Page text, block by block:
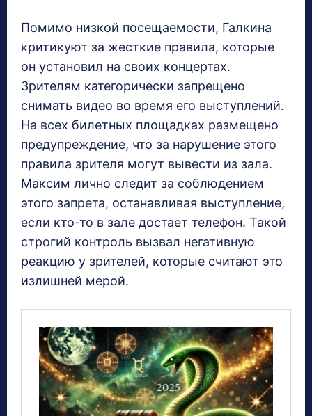
Помимо низкой посещаемости, Галкина
критикуют за жесткие правила, которые
он установил на своих концертах.
Зрителям категорически запрещено
снимать видео во время его выступлений.
На всех билетных площадках размещено
предупреждение, что за нарушение этого
правила зрителя могут вывести из зала.
Максим лично следит за соблюдением
этого запрета, останавливая выступление,
если кто-то в зале достает телефон. Такой
строгий контроль вызвал негативную
реакцию у зрителей, которые считают это
излишней мерой.